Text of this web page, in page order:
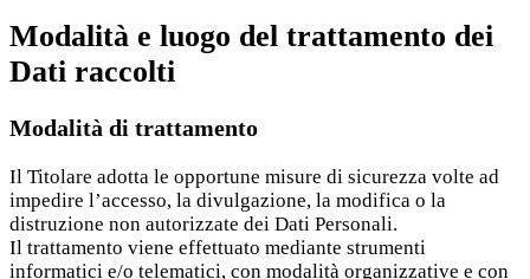
Modalità e luogo del trattamento dei
Dati raccolti
Modalità di trattamento
Il Titolare adotta le opportune misure di sicurezza volte ad
impedire l’accesso, la divulgazione, la modifica o la
distruzione non autorizzate dei Dati Personali.
Il trattamento viene effettuato mediante strumenti
informatici e/o telematici, con modalità organizzative e con